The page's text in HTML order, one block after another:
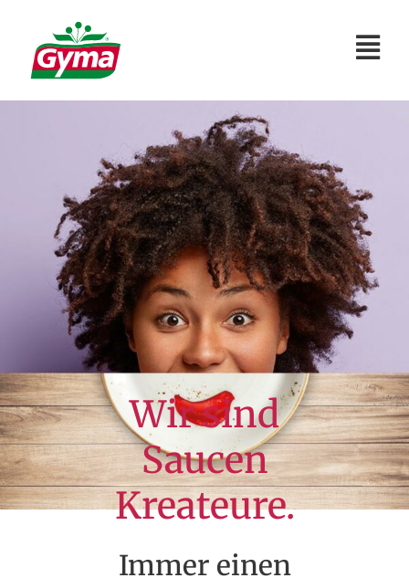
Wir sind
Saucen
Kreateure.
Immer einen